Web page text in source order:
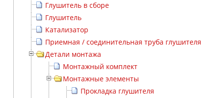
Глушитель в сборе
Глушитель
Катализатор
Приемная / соединительная труба глушителя
Детали монтажа
Монтажный комплект
Монтажные элементы
Прокладка глушителя